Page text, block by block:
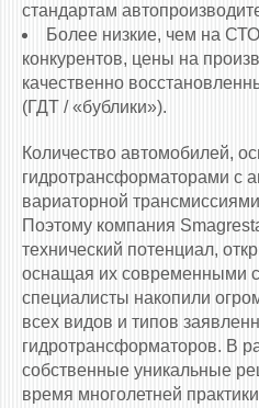
стандартам
Более низкие, чем на
конкурентов, цены на
качественно
(ГДТ / «бублики»).
Количество автомобилей,
гидротрансформаторами c
вариаторной
Поэтому компания
технический потенциал,
оснащая их современными
специалисты накопили
всех видов и типов
гидротрансформаторов. В
собственные уникальные
время многолетней